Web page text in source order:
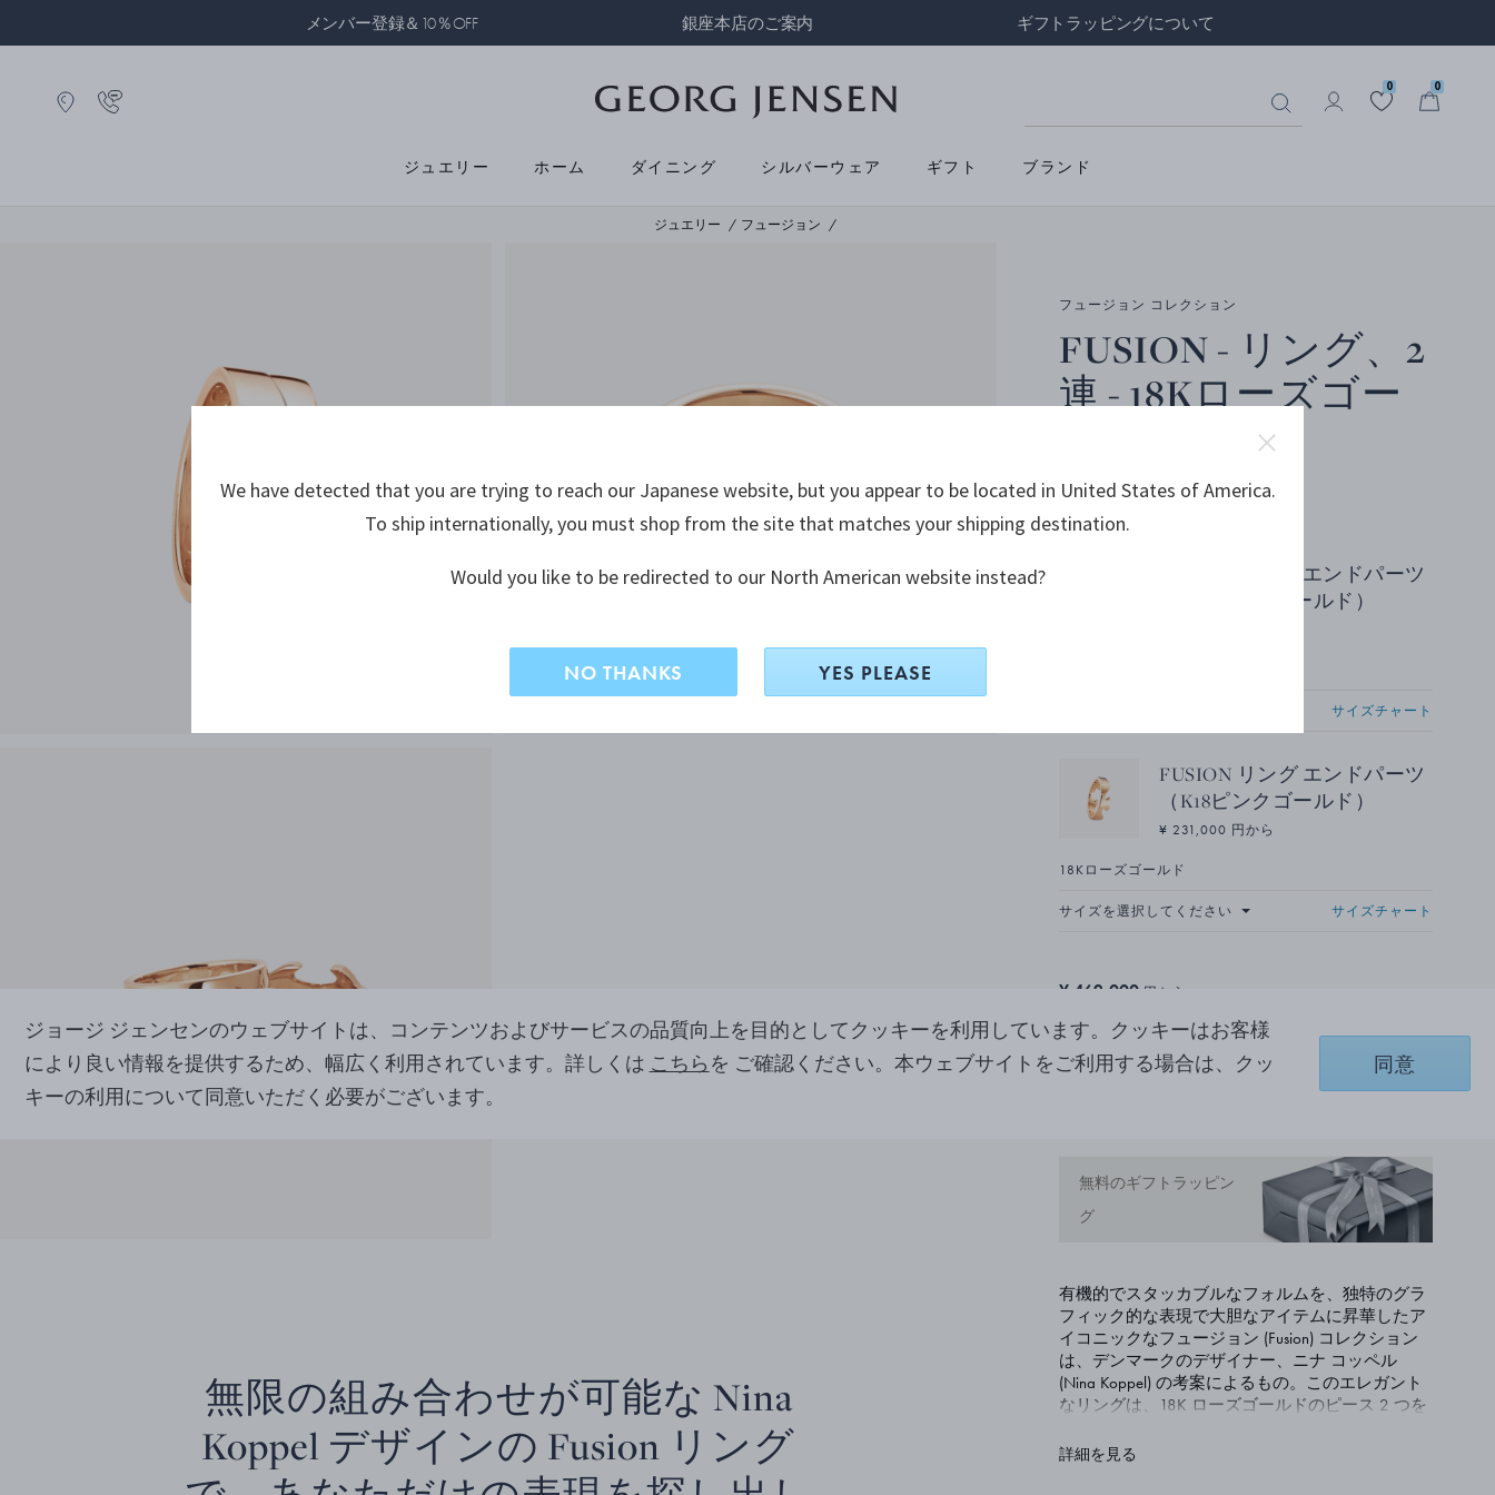
メンバー登録＆10％OFF 銀座本店のご案内 ギフトラッピングについて
0 0
ジュエリー ホーム ダイニング シルバーウェア ギフト ブランド
ジュエリー フュージョン
無限の組み合わせが可能な Nina
Koppel デザインの Fusion リング
フュージョン コレクション
FUSION - リング、2
連 - 18Kローズゴー
18Kローズゴールド
FUSION リング エンドパーツ
（K18ピンクゴールド）
サイズチャート
FUSION リング エンドパーツ
（K18ピンクゴールド）
¥ 231,000 円から
18Kローズゴールド
サイズを選択してください サイズチャート
¥ 462,000 円から
ショッピングバッグに追加
無料のギフトラッピン
グ
有機的でスタッカブルなフォルムを、独特のグラ
フィック的な表現で大胆なアイテムに昇華したア
イコニックなフュージョン (Fusion) コレクション
は、デンマークのデザイナー、ニナ コッペル
(Nina Koppel) の考案によるもの。このエレガント
なリングは、18K ローズゴールドのピース 2 つを
でき、また、それぞれをコレクションの他のアイ
詳細を見る
ジョージ ジェンセンのウェブサイトは、コンテンツおよびサービスの品質向上を目的としてクッキーを利用しています。クッキーはお客様
により良い情報を提供するため、幅広く利用されています。詳しくは こちら を ご確認ください。本ウェブサイトをご利用する場合は、クッ
キーの利用について同意いただく必要がございます。
同意
We have detected that you are trying to reach our Japanese website, but you appear to be located in United States of America.
To ship internationally, you must shop from the site that matches your shipping destination.
Would you like to be redirected to our North American website instead?
NO THANKS YES PLEASE